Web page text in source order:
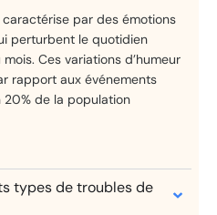
caractérise par des émotions
perturbent le quotidien
Ces variations d’humeur
rapport aux événements
de la population
types de troubles de